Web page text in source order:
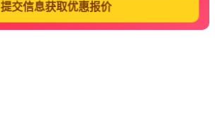
提交信息获取优惠报价